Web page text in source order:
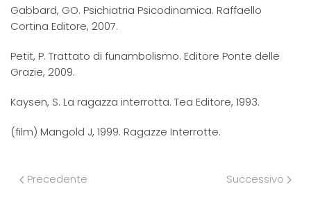
Gabbard, GO. Psichiatria Psicodinamica. Raffaello
Cortina Editore, 2007.
Petit, P. Trattato di funambolismo. Editore Ponte delle
Grazie, 2009.
Kaysen, S. La ragazza interrotta. Tea Editore, 1993.
(film) Mangold J, 1999. Ragazze Interrotte.
Precedente Successivo